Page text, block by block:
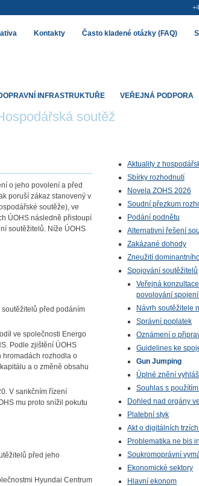
soutěž
o jeho povolení a před
poruší zákaz stanovený v
soutěže), ve
ÚOHS následně přistoupí
soutěžitelů. Níže ÚOHS
před podáním
ve společnosti Energo
Podle zjištění ÚOHS
hromadách rozhodla o
a o změně obsahu
V sankčním řízení
mu proto snížil pokutu
před jeho
Hyundai Centrum
Aktuality z
Sbírky rozhodnutí
Novela ZOHS 2026
Soudní přezkum
Podání podnětu
Alternativní řešení
Zakázané dohody
Zneužití
Spojování soutěžitelů
Veřejná
povolování
Návrh soutěžitele
Správní poplatek
Oznámení o
Guidelines ke
Gun Jumping
Úplné znění
Souhlas s
Dohled nad orgány
Platební styk
Akt o digitálních
Problematika ne bis
Soukromoprávní
Ekonomické sektory
Hlavní ekonom
INFRASTRUKTUŘE VEŘEJNÁ PODPORA
Kontakty Často kladené otázky (FAQ)